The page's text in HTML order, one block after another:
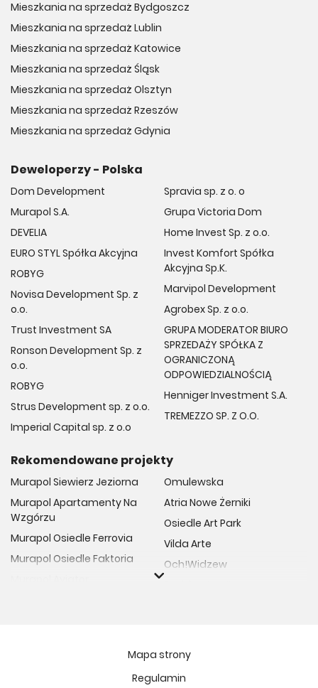
Mieszkania na sprzedaż Bydgoszcz
Mieszkania na sprzedaż Lublin
Mieszkania na sprzedaż Katowice
Mieszkania na sprzedaż Śląsk
Mieszkania na sprzedaż Olsztyn
Mieszkania na sprzedaż Rzeszów
Mieszkania na sprzedaż Gdynia
Deweloperzy - Polska
Dom Development
Murapol S.A.
DEVELIA
EURO STYL Spółka Akcyjna
ROBYG
Novisa Development Sp. z
o.o.
Trust Investment SA
Ronson Development Sp. z
o.o.
ROBYG
Strus Development sp. z o.o.
Imperial Capital sp. z o.o
Spravia sp. z o. o
Grupa Victoria Dom
Home Invest Sp. z o.o.
Invest Komfort Spółka
Akcyjna Sp.K.
Marvipol Development
Agrobex Sp. z o.o.
GRUPA MODERATOR BIURO
SPRZEDAŻY SPÓŁKA Z
OGRANICZONĄ
ODPOWIEDZIALNOŚCIĄ
Henniger Investment S.A.
TREMEZZO SP. Z O.O.
Rekomendowane projekty
Murapol Siewierz Jeziorna
Murapol Apartamenty Na
Wzgórzu
Murapol Osiedle Ferrovia
Murapol Osiedle Faktoria
Murapol Osiedle Szafirove
Omulewska
Atria Nowe Żerniki
Osiedle Art Park
Vilda Arte
Och!Widzew
Mapa strony
Regulamin